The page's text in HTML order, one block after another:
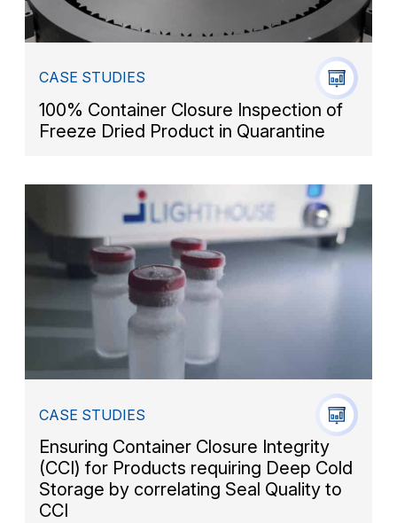
CASE STUDIES
100% Container Closure Inspection of
Freeze Dried Product in Quarantine
CASE STUDIES
Ensuring Container Closure Integrity
(CCI) for Products requiring Deep Cold
Storage by correlating Seal Quality to
CCI